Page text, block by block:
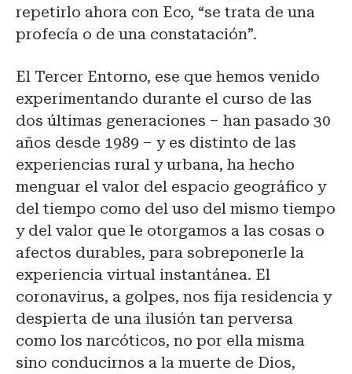
repetirlo ahora con Eco, “se trata de una
profecía o de una constatación”.
El Tercer Entorno, ese que hemos venido
experimentando durante el curso de las
dos últimas generaciones – han pasado 30
años desde 1989 – y es distinto de las
experiencias rural y urbana, ha hecho
menguar el valor del espacio geográfico y
del tiempo como del uso del mismo tiempo
y del valor que le otorgamos a las cosas o
afectos durables, para sobreponerle la
experiencia virtual instantánea. El
coronavirus, a golpes, nos fija residencia y
despierta de una ilusión tan perversa
como los narcóticos, no por ella misma
sino conducirnos a la muerte de Dios,